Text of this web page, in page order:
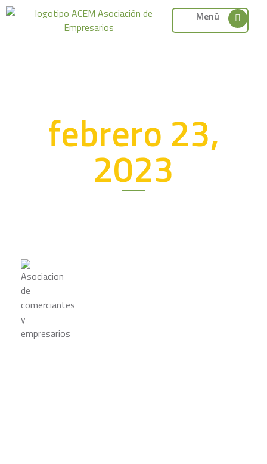
Menú
febrero 23,
2023